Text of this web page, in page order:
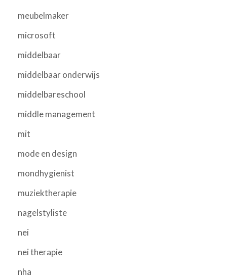
meubelmaker
microsoft
middelbaar
middelbaar onderwijs
middelbareschool
middle management
mit
mode en design
mondhygienist
muziektherapie
nagelstyliste
nei
nei therapie
nha